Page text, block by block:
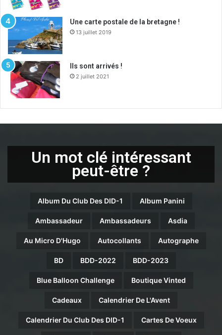
Une carte postale de la bretagne !
13 juillet 2019
Ils sont arrivés !
2 juillet 2021
Un mot clé intéressant
peut-être ?
Album Du Club Des DID-1 Album Panini
Ambassadeur Ambassadeurs Asdia
Au Micro D'Hugo Autocollants Autographe
BD BDD-2022 BDD-2023
Blue Balloon Challenge Boutique Vinted
Cadeaux Calendrier De L'Avent
Calendrier Du Club Des DID-1 Cartes De Voeux